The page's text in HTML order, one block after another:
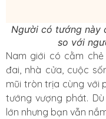
Người có tướng này
so với
Nam giới có cằm
đai, nhà cửa, cuộc
mũi tròn trịa cùng với
tướng vượng phát.
lớn nhưng bạn vẫn